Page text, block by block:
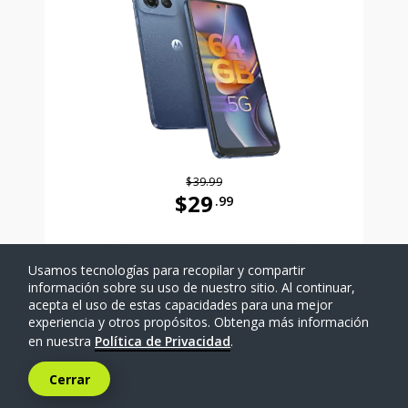
$39.99
$29 .99
SELECCIONAR TELÉFONO
Comparar
Usamos tecnologías para recopilar y compartir
información sobre su uso de nuestro sitio. Al continuar,
acepta el uso de estas capacidades para una mejor
experiencia y otros propósitos. Obtenga más información
en nuestra Política de Privacidad.
Cerrar